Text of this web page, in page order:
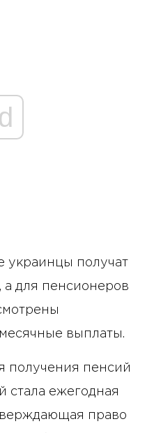
украинцы получат
а для пенсионеров
выплаты.
получения пенсий
стала ежегодная
право